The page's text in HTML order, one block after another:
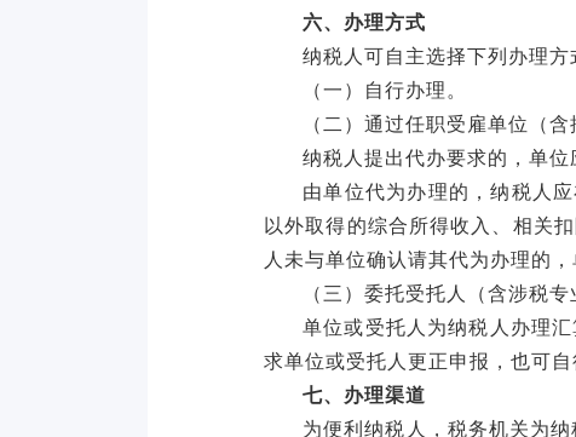
六、办理方式
纳税人可自主选择下列办理方
（一）自行办理。
（二）通过任职受雇单位（
纳税人提出代办要求的，单
由单位代为办理的，纳税人应
以外取得的综合所得收入、相关
人未与单位确认请其代为办理的，
（三）委托受托人（含涉税
单位或受托人为纳税人办理
求单位或受托人更正申报，也可自
七、办理渠道
为便利纳税人，税务机关为